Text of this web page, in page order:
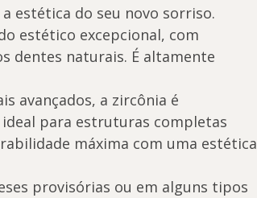
estética do seu novo sorriso.
estético excepcional, com
dentes naturais. É altamente
avançados, a zircônia é
para estruturas completas
máxima com uma estética
provisórias ou em alguns tipos